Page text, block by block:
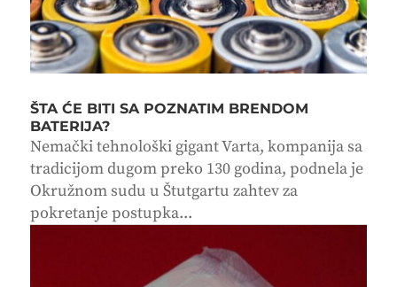
ŠTA ĆE BITI SA POZNATIM BRENDOM
BATERIJA?
Nemački tehnološki gigant Varta, kompanija sa
tradicijom dugom preko 130 godina, podnela je
Okružnom sudu u Štutgartu zahtev za
pokretanje postupka...